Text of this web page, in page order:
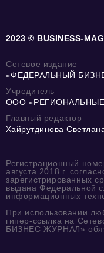
2023 © BUSINESS-
Сетевое издание
«ФЕДЕРАЛЬНЫЙ
Учредитель
ООО
Главный редактор
Хайрутдинова
Регистрационный
августа 2018 г.
зарегистрированных
выдана Федеральной
информационных
При использовании
гипер-ссылка на
БИЗНЕС ЖУРНАЛ»